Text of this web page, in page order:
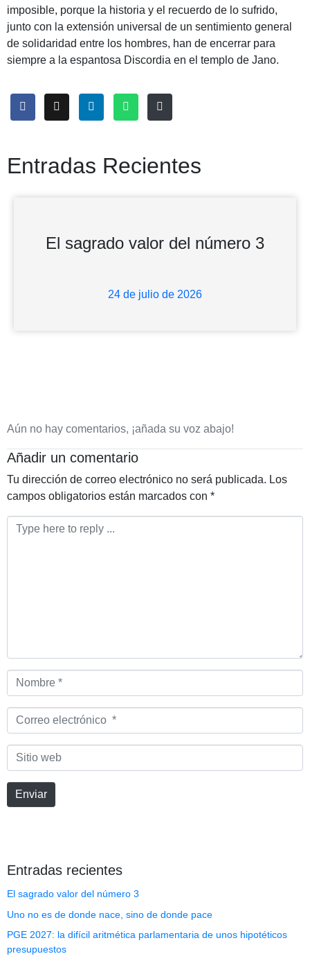
imposible, porque la historia y el recuerdo de lo sufrido,
junto con la extensión universal de un sentimiento general
de solidaridad entre los hombres, han de encerrar para
siempre a la espantosa Discordia en el templo de Jano.
Entradas Recientes
El sagrado valor del número 3
24 de julio de 2026
Aún no hay comentarios, ¡añada su voz abajo!
Añadir un comentario
Tu dirección de correo electrónico no será publicada. Los
campos obligatorios están marcados con *
Comentario
Nombre
*
Correo
electrónico
*Sitio
web
Enviar
Entradas recientes
El sagrado valor del número 3
Uno no es de donde nace, sino de donde pace
PGE 2027: la difícil aritmética parlamentaria de unos hipotéticos
presupuestos